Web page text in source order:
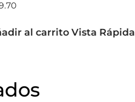
al carrito Vista Rápida